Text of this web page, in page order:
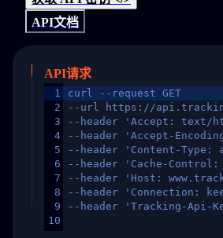
API文档
API请求
1
2
3
4
5
6
7
8
9
10
curl --request GET
--url https://
--header 'Accept: text/
--header 'Accept-
--header 'Content-
--header 'Cache-Control:
--header 'Host:
--header 'Connection:
--header 'Tracking-Api-